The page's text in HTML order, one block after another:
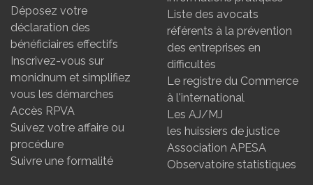
Déposez votre
déclaration des
bénéficiaires effectifs
Inscrivez-vous sur
monidnum et simplifiez
vous les démarches
Accès RPVA
Suivez votre affaire ou
procédure
Suivre une formalité
Liste des avocats
référents à la prévention
des entreprises en
difficultés
Le registre du Commerce
à l'international
Les AJ/MJ
les huissiers de justice
Association APESA
Observatoire statistiques